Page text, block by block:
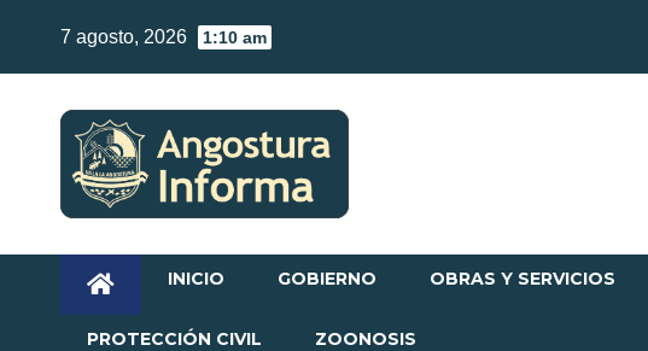
content
7 agosto, 2026 1:10 am
INICIO GOBIERNO OBRAS Y SERVICIOS
PROTECCIÓN CIVIL ZOONOSIS